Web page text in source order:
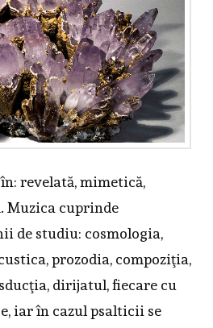
revelată, mimetică,
Muzica cuprinde
de studiu: cosmologia,
prozodia, compoziţia,
dirijatul, fiecare cu
iar în cazul psalticii se